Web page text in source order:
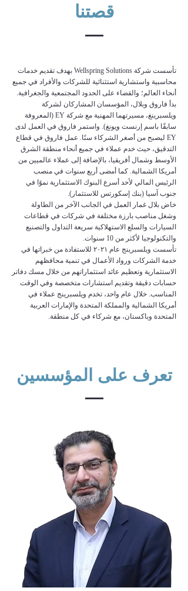
قصتنا
تأسست شركة Wellspring Solutions بهدف تقديم خدمات
محاسبية واستشارية استثنائية للشركات والأفراد في جميع
أنحاء العالم؛ والقضاء على الحدود المجتمعية والجغرافية.
بدأ فاروق وبلال، المؤسسان المشاركان لشركة
ويلسبرينغ، مسيرتهما المهنية مع شركة EY (المعروفة
سابقًا باسم إرنست ويونغ). واستمر فاروق في العمل لدى
EY ليصبح من أصغر الشركاء سنًا. عمل فاروق في قطاع
التدقيق، حيث خدم عملاء في جميع أنحاء منطقة الشرق
الأوسط وشمال أفريقيا، بالإضافة إلى عملاء عالميين من
أمريكا الشمالية. كما أمضى أربع سنوات في منصب
الرئيس المالي لأحد أسرع البنوك الاستثمارية نموًا في
جنوب آسيا (بنك إسكورتس للاستثمار).
خاض بلال غمار العمل في الجانب الآخر من الطاولة
وشغل مناصب بارزة مختلفة في شركات في قطاعات
السيارات والسلع الاستهلاكية سريعة التداول والتصنيع
والتكنولوجيا لأكثر من 10 سنوات.
تأسست ويلسبرينج عام ٢٠٢١ للاستفادة من خبراتها في
خدمة الشركات ورواد الأعمال في تنمية محافظهم
الاستثمارية وتعظيم عائد استثماراتهم من خلال مسك دفاتر
حسابات دقيقة وتقديم استشارات متخصصة وفي الوقت
المناسب. خلال عام واحد، تخدم ويلسبرينج عملاء في
أمريكا الشمالية والمملكة المتحدة والإمارات العربية
المتحدة وباكستان، مع شركاء في كل منطقة.
تعرف على المؤسسين